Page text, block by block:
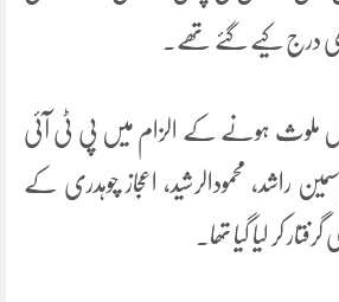
درج کیے گئے تھے۔
ملوث ہونے کے الزام میں پی ٹی آئی
راشد، محمودالرشید، اعجاز چوہدری کے
کر لیا گیا تھا۔